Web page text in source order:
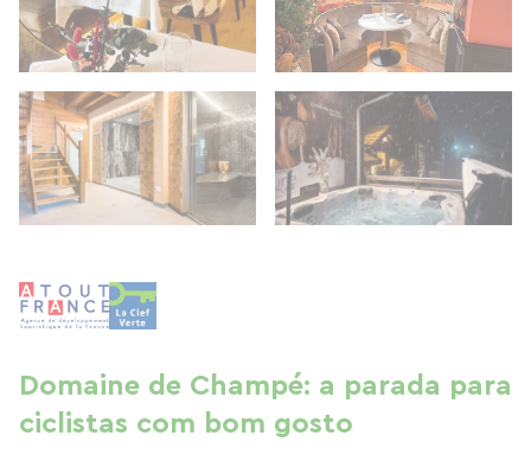
Domaine de Champé: a parada para
ciclistas com bom gosto